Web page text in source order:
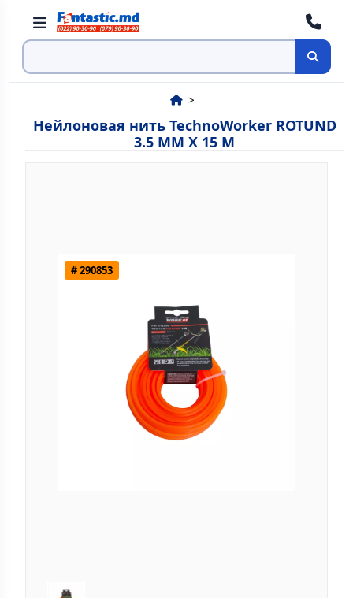
Поиск
Нейлоновая нить TechnoWorker ROTUND
3.5 MM X 15 M
# 290853